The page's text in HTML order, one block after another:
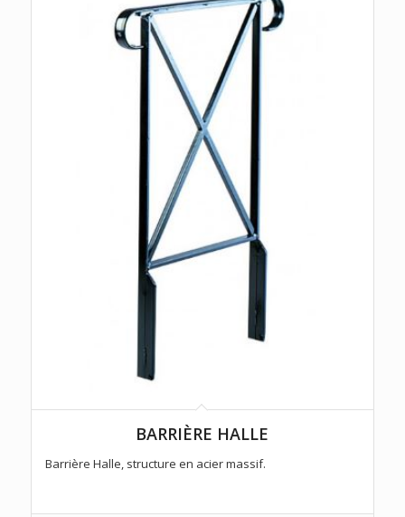
BARRIÈRE HALLE
Barrière Halle, structure en acier massif.